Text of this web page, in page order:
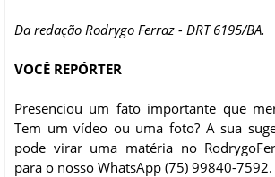
Da redação Rodrygo Ferraz - DRT 6195/BA.
VOCÊ REPÓRTER
Presenciou um fato importante que
Tem um vídeo ou uma foto? A sua
pode virar uma matéria no
para o nosso WhatsApp (75) 99840-7592.